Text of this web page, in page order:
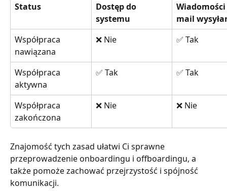
Status
Dostęp do
systemu
Wiadomości
mail
Współpraca
nawiązana
❌ Nie ✅ Tak
Współpraca
aktywna
✅ Tak ✅ Tak
Współpraca
zakończona
❌ Nie ❌ Nie
Znajomość tych zasad ułatwi Ci sprawne
przeprowadzenie onboardingu i offboardingu, a
także pomoże zachować przejrzystość i spójność
komunikacji.